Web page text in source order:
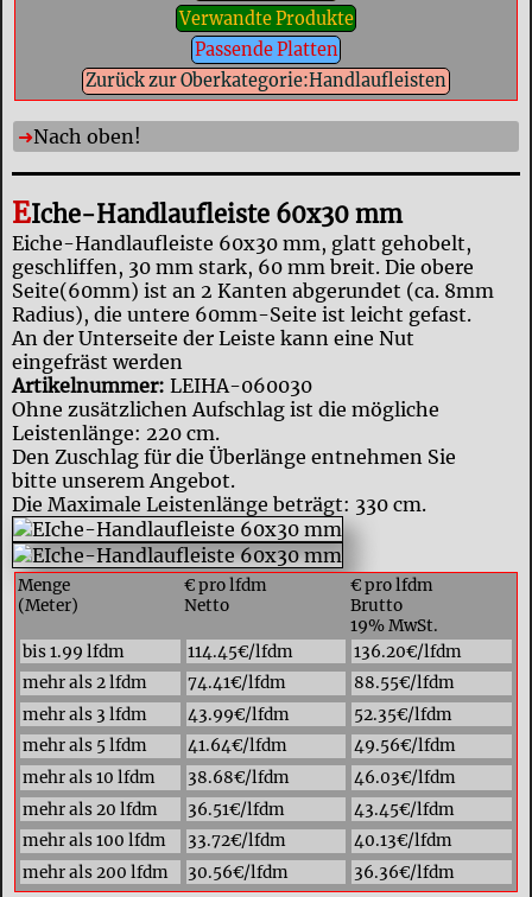
Verwandte Produkte
Passende Platten
Zurück zur Oberkategorie:Handlaufleisten
Nach oben!
EIche-Handlaufleiste 60x30 mm
Eiche-Handlaufleiste 60x30 mm, glatt gehobelt,
geschliffen, 30 mm stark, 60 mm breit. Die obere
Seite(60mm) ist an 2 Kanten abgerundet (ca. 8mm
Radius), die untere 60mm-Seite ist leicht gefast.
An der Unterseite der Leiste kann eine Nut
eingefräst werden
Artikelnummer: LEIHA-060030
Ohne zusätzlichen Aufschlag ist die mögliche
Leistenlänge: 220 cm.
Den Zuschlag für die Überlänge entnehmen Sie
bitte unserem Angebot.
Die Maximale Leistenlänge beträgt: 330 cm.
Menge
(Meter)
€ pro lfdm
Netto
€ pro lfdm
Brutto
19% MwSt.
bis 1.99 lfdm
114.45€/lfdm
136.20€/lfdm
mehr als 2 lfdm
74.41€/lfdm
88.55€/lfdm
mehr als 3 lfdm
43.99€/lfdm
52.35€/lfdm
mehr als 5 lfdm
41.64€/lfdm
49.56€/lfdm
mehr als 10 lfdm
38.68€/lfdm
46.03€/lfdm
mehr als 20 lfdm
36.51€/lfdm
43.45€/lfdm
mehr als 100 lfdm
33.72€/lfdm
40.13€/lfdm
mehr als 200 lfdm
30.56€/lfdm 36.36€/lfdm